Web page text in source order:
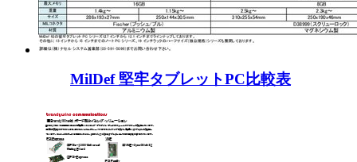
MilDef 堅牢タブレットPC比較表